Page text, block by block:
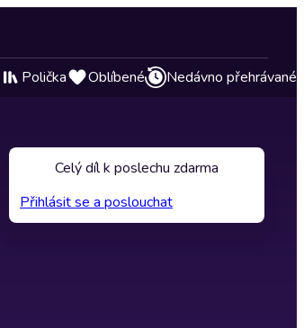
Polička Oblíbené Nedávno přehrávané
Celý díl k poslechu zdarma
Přihlásit se a poslouchat